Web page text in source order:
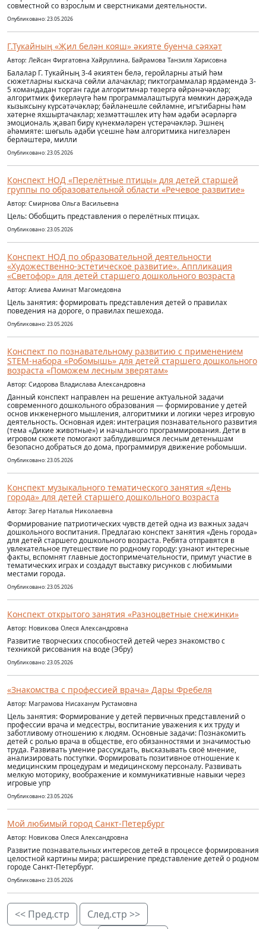
совместной со взрослым и сверстниками деятельности.
Опубликовано: 23.05.2026
Г.Тукайның «Җил белән кояш» әкияте буенча сәяхәт
Автор: Лейсан Фиргатовна Хайруллина, Байрамова Танзиля Харисовна
Балалар Г. Тукайның 3-4 әкиятен белә, геройларны атый һәм
сюжетларны кыскача сөйли алачаклар; пиктограммалар ярдәмендә 3-
5 командадан торган гади алгоритмнар төзергә өйрәнәчәкләр;
алгоритмик фикерләүгә һәм программалаштыруга мөмкин дәрәҗәдә
кызыксыну күрсәтәчәкләр; бәйләнешле сөйләмне, игътибарны һәм
хәтерне яхшыртачаклар; хезмәттәшлек итү һәм әдәби әсәрләргә
эмоциональ җавап бирү күнекмәләрен үстерәчәкләр. Эшнең
әһәмияте: шөгыль әдәби үсешне һәм алгоритмика нигезләрен
берләштерә, милли
Опубликовано: 23.05.2026
Конспект НОД «Перелётные птицы» для детей старшей
группы по образовательной области «Речевое развитие»
Автор: Смирнова Ольга Васильевна
Цель: Обобщить представления о перелётных птицах.
Опубликовано: 23.05.2026
Конспект НОД по образовательной деятельности
«Художественно-эстетическое развитие». Аппликация
«Светофор» для детей старшего дошкольного возраста
Автор: Алиева Аминат Магомедовна
Цель занятия: формировать представления детей о правилах
поведения на дороге, о правилах пешехода.
Опубликовано: 23.05.2026
Конспект по познавательному развитию с применением
STEM-набора «Робомышь» для детей старшего дошкольного
возраста «Поможем лесным зверятам»
Автор: Сидорова Владислава Александровна
Данный конспект направлен на решение актуальной задачи
современного дошкольного образования — формирование у детей
основ инженерного мышления, алгоритмики и логики через игровую
деятельность. Основная идея: интеграция познавательного развития
(тема «Дикие животные») и начального программирования. Дети в
игровом сюжете помогают заблудившимся лесным детенышам
безопасно добраться до дома, программируя движение робомыши.
Опубликовано: 23.05.2026
Конспект музыкального тематического занятия «День
города» для детей старшего дошкольного возраста
Автор: Загер Наталья Николаевна
Формирование патриотических чувств детей одна из важных задач
дошкольного воспитания. Предлагаю конспект занятия «День города»
для детей старшего дошкольного возраста. Ребята отправятся в
увлекательное путешествие по родному городу: узнают интересные
факты, вспомнят главные достопримечательности, примут участие в
тематических играх и создадут выставку рисунков с любимыми
местами города.
Опубликовано: 23.05.2026
Конспект открытого занятия «Разноцветные снежинки»
Автор: Новикова Олеся Александровна
Развитие творческих способностей детей через знакомство с
техникой рисования на воде (Эбру)
Опубликовано: 23.05.2026
«Знакомства с профессией врача» Дары Фребеля
Автор: Маграмова Нисаханум Рустамовна
Цель занятия: Формирование у детей первичных представлений о
профессии врача и медсестры, воспитание уважения к их труду и
заботливому отношению к людям. Основные задачи: Познакомить
детей с ролью врача в обществе, его обязанностями и значимостью
труда. Развивать умение рассуждать, высказывать своё мнение,
анализировать поступки. Формировать позитивное отношение к
медицинским процедурам и медицинскому персоналу. Развивать
мелкую моторику, воображение и коммуникативные навыки через
игровые упр
Опубликовано: 23.05.2026
Мой любимый город Санкт-Петербург
Автор: Новикова Олеся Александровна
Развитие познавательных интересов детей в процессе формирования
целостной картины мира; расширение представление детей о родном
городе Санкт-Петербург.
Опубликовано: 23.05.2026
<< Пред.стр
След.стр >>